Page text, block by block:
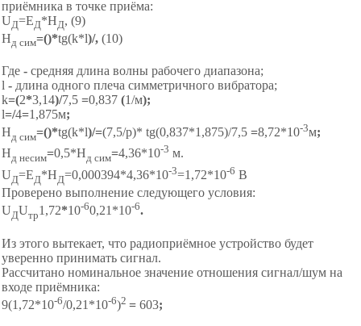
приёмника в точке приёма:
UД=ЕД*НД, (9)
Нд сим=()*tg(k*l)/, (10)
Где - средняя длина волны рабочего диапазона;
l - длина одного плеча симметричного вибратора;
k=(2*3,14)/7,5 =0,837 (1/м);
l=/4=1,875м;
Нд сим=()*tg(k*l)/=(7,5/р)* tg(0,837*1,875)/7,5 =8,72*10-3м;
Нд несим=0,5*Нд сим=4,36*10-3 м.
UД=ЕД*НД=0,000394*4,36*10-3=1,72*10-6 В
Проверено выполнение следующего условия:
UДUтр1,72*10-60,21*10-6.
Из этого вытекает, что радиоприёмное устройство будет
уверенно принимать сигнал.
Рассчитано номинальное значение отношения сигнал/шум на
входе приёмника:
9(1,72*10-6/0,21*10-6)2 = 603;